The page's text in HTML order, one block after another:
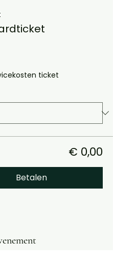
ticket
€ 0,00
Betalen